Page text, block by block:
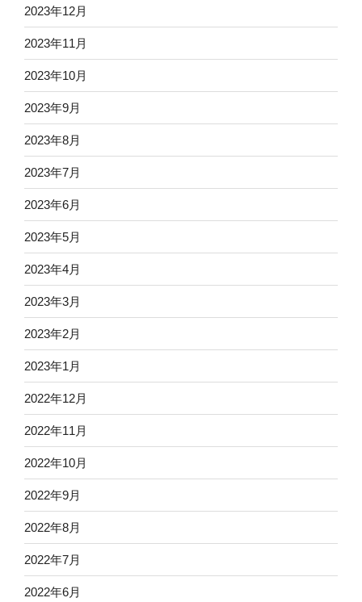
2023年12月
2023年11月
2023年10月
2023年9月
2023年8月
2023年7月
2023年6月
2023年5月
2023年4月
2023年3月
2023年2月
2023年1月
2022年12月
2022年11月
2022年10月
2022年9月
2022年8月
2022年7月
2022年6月